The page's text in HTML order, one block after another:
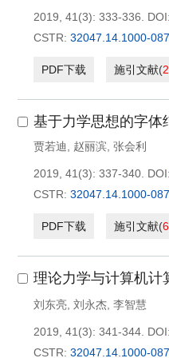
2019, 41(3): 333-336. DOI:
CSTR: 32047.14.1000-
PDF下载 施引文献(
基于力学思想的字体
贾若迪 赵丽滨 张会利
2019, 41(3): 337-340. DOI:
CSTR: 32047.14.1000-
PDF下载 施引文献(6
理论力学与计算机
刘东亮 刘永杰 李智慧
2019, 41(3): 341-344. DOI:
CSTR: 32047.14.1000-